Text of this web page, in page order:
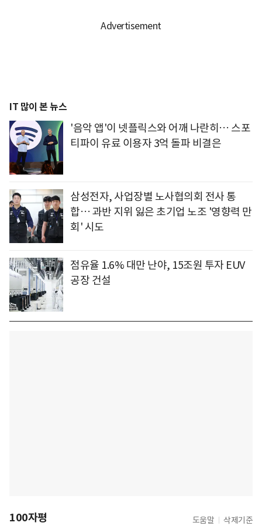
IT 많이 본 뉴스
'음악 앱'이 넷플릭스와 어깨 나란히… 스포
티파이 유료 이용자 3억 돌파 비결은
삼성전자, 사업장별 노사협의회 전사 통
합… 과반 지위 잃은 초기업 노조 '영향력 만
회' 시도
점유율 1.6% 대만 난야, 15조원 투자 EUV
공장 건설
100자평 도움말 삭제기준